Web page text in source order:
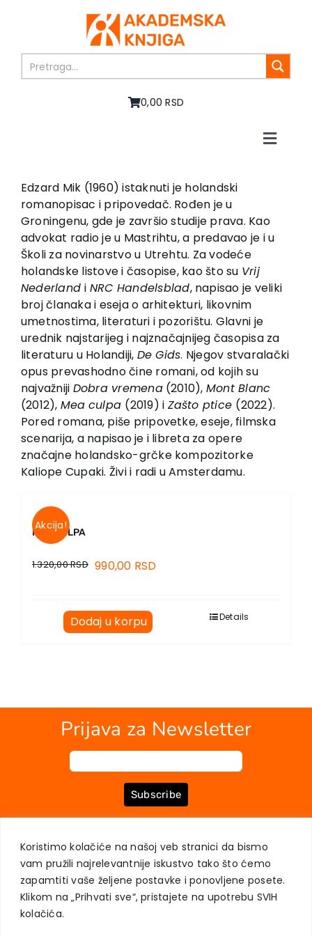
Koristimo kolačiće na našoj veb stranici da bismo
vam pružili najrelevantnije iskustvo tako što ćemo
zapamtiti vaše željene postavke i ponovljene posete.
Klikom na „Prihvati sve“, pristajete na upotrebu SVIH
kolačića.
0,00 RSD
Toggle
O nama
Knjige
U pripremi
Akcija
Autori
Vesti
EU PROJEKTI
Kontakt
Edzard Mik (1960) istaknuti je holandski
romanopisac i pripovedač. Rođen je u
Groningenu, gde je završio studije prava. Kao
advokat radio je u Mastrihtu, a predavao je i u
Školi za novinarstvo u Utrehtu. Za vodeće
holandske listove i časopise, kao što su Vrij
Nederlandi NRC Handelsblad, napisao je veliki
broj članaka i eseja o arhitekturi, likovnim
umetnostima, literaturi i pozorištu. Glavni je
urednik najstarijeg i najznačajnijeg časopisa za
literaturu u Holandiji, De Gids. Njegov stvaralački
opus prevashodno čine romani, od kojih su
najvažniji Dobra vremena(2010), Mont Blanc
(2012), Mea culpa (2019) i Zašto ptice (2022).
Pored romana, piše pripovetke, eseje, filmska
scenarija, a napisao je i libreta za opere
značajne holandsko-grčke kompozitorke
Kaliope Cupaki. Živi i radi u Amsterdamu.
Akcija!
MEA CULPA
1.320,00RSD 990,00 RSD
Dodaj u korpu Details
Prijava za Newsletter
Subscribe
MOJ NALOG
ZAŠTITA PRIVATNOSTI KORISNIKA